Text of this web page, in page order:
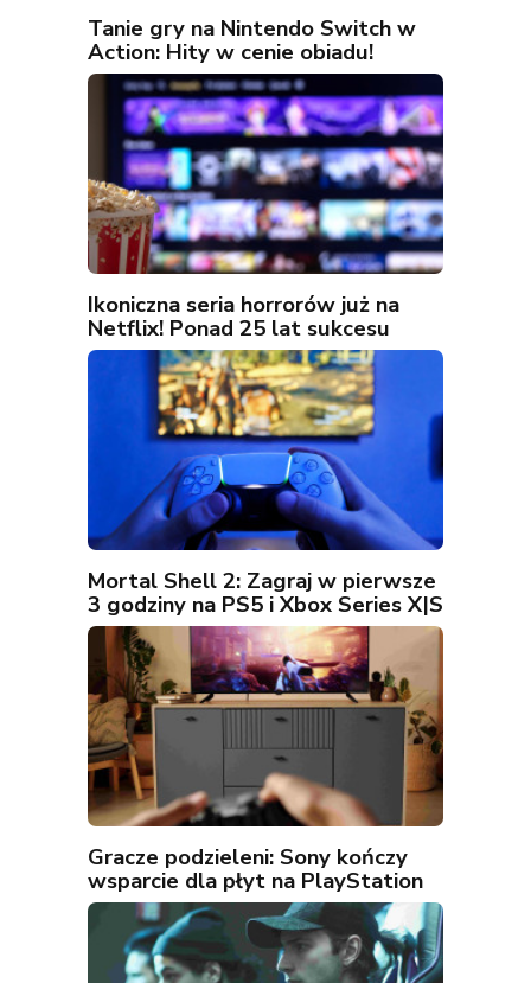
Tanie gry na Nintendo Switch w
Action: Hity w cenie obiadu!
Ikoniczna seria horrorów już na
Netflix! Ponad 25 lat sukcesu
Mortal Shell 2: Zagraj w pierwsze
3 godziny na PS5 i Xbox Series X|S
Gracze podzieleni: Sony kończy
wsparcie dla płyt na PlayStation